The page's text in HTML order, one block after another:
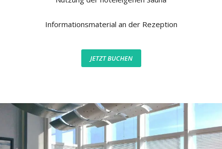
Informationsmaterial an der Rezeption
JETZT BUCHEN